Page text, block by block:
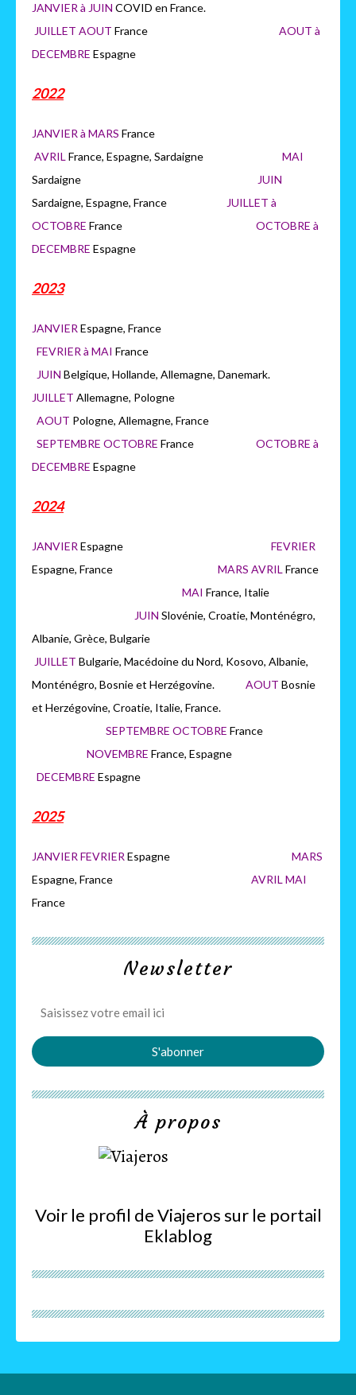
Newsletter
À propos
Voir le profil deViajerossur le portail
Eklablog
JANVIER à JUIN COVID en France.
JUILLET AOUT France AOUT à
DECEMBRE Espagne
2022
JANVIER à MARS France
AVRIL France, Espagne, Sardaigne MAI
Sardaigne
JUIN
Sardaigne, Espagne, France
JUILLET à
OCTOBRE France OCTOBRE à
DECEMBRE Espagne
2023
JANVIER Espagne, France
FEVRIER à MAI France
JUIN Belgique, Hollande, Allemagne, Danemark.
JUILLET Allemagne, Pologne
AOUT Pologne, Allemagne, France
SEPTEMBRE OCTOBRE France OCTOBRE à
DECEMBRE Espagne
2024
JANVIER Espagne FEVRIER
Espagne, France MARS AVRIL France
MAI France, Italie
JUIN Slovénie, Croatie, Monténégro,
Albanie, Grèce, Bulgarie
JUILLET Bulgarie, Macédoine du Nord, Kosovo, Albanie,
Monténégro, Bosnie et Herzégovine. AOUT Bosnie
et Herzégovine, Croatie, Italie, France.
SEPTEMBRE OCTOBRE France
NOVEMBRE France, Espagne
DECEMBRE Espagne
2025
JANVIER FEVRIER Espagne MARS
Espagne, France AVRIL MAI
France